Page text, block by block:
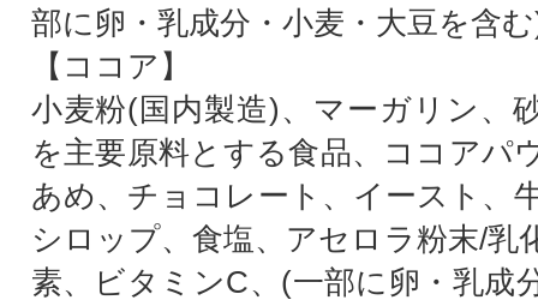
部に卵・乳成分・小麦・大豆を含
【ココア】
小麦粉(国内製造)、マーガリン、
を主要原料とする食品、ココアパ
あめ、チョコレート、イースト、
シロップ、食塩、アセロラ粉末/乳
素、ビタミンC、(一部に卵・乳成